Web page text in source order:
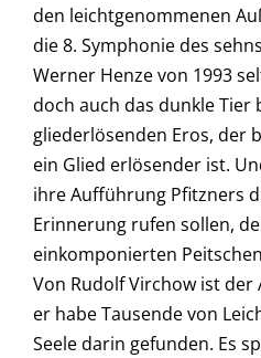
den leichtgenommenen
die 8. Symphonie des
Werner Henze von 1993
doch auch das dunkle Tier
gliederlösenden Eros, der
ein Glied erlösender ist.
ihre Aufführung Pfitzners
Erinnerung rufen sollen,
einkomponierten
Von Rudolf Virchow ist
er habe Tausende von
Seele darin gefunden. Es